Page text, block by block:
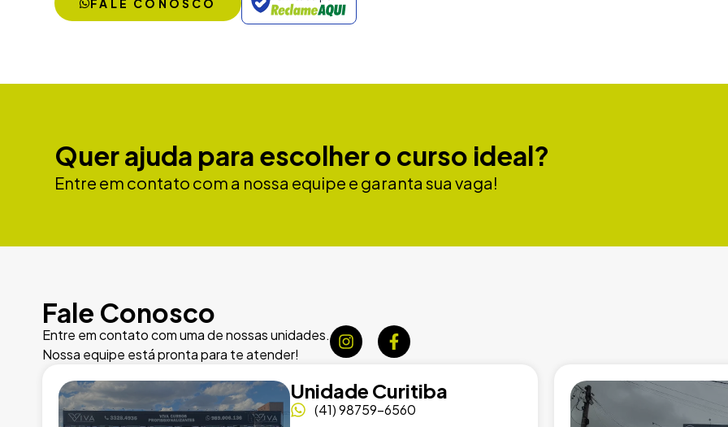
FALE CONOSCO
Quer ajuda para escolher o curso ideal?
Entre em contato com a nossa equipe e garanta sua vaga!
Fale Conosco
Entre em contato com uma de nossas unidades.
Nossa equipe está pronta para te atender!
Unidade Curitiba
(41) 98759-6560